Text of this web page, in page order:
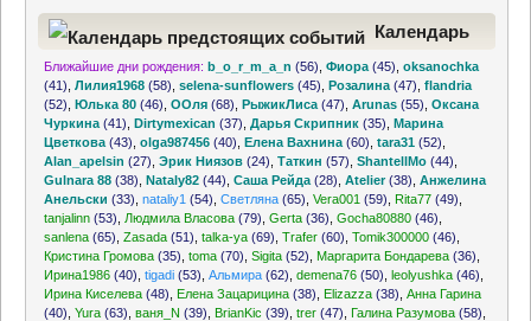
Календарь
предстоящих событий
Ближайшие дни рождения: b_o_r_m_a_n (56) ,Фиора (45) ,oksanochka
(41) ,Лилия1968 (58) ,selena-sunflowers (45) ,Розалина (47) ,flandria
(52) ,Юлька 80 (46) ,ООля (68) ,РыжикЛиса (47) ,Arunas (55) ,Оксана
Чуркина (41) ,Dirtymexican (37) ,Дарья Скрипник (35) ,Марина
Цветкова (43) ,olga987456 (40) ,Елена Вахнина (60) ,tara31 (52)
Alan_apelsin (27) ,Эрик Ниязов (24) ,Таткин (57) ,ShantellMo (44)
Gulnara 88 (38) ,Nataly82 (44) ,Саша Рейда (28) ,Atelier(38) ,Анжелина
Анельски (33) ,nataliy1 (54) ,Светляна (65) ,Vera001 (59) Rita77 (49)
tanjalinn (53) Людмила Власова (79) ,Gerta (36) ,Gocha80880 (46)
sanlena (65) ,Zasada (51) ,talka-ya (69) ,Trafer (60) ,Tomik300000 (46)
Кристина Громова (35) ,toma (70) ,Sigita (52) Маргарита Бондарева (36)
Ирина1986 (40) ,tigadi (53) ,Альмира (62) ,demena76 (50) ,leolyushka (46)
Ирина Киселева (48) Елена Зацарицина (38) Elizazza (38) ,Анна Гарина
(40) ,Yura (63) ,ваня_N (39) BrianKic (39) ,trer (47) Галина Разумова (58)